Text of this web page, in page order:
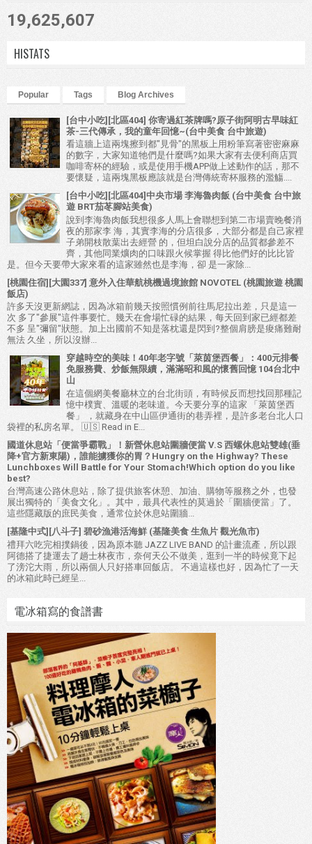
19,625,607
HISTATS
Popular Tags Blog Archives
[台中小吃][北區404] 你寄過紅茶牌嗎?原子街阿明古早味紅
茶-三代傳承，我的童年回憶~(台中美食 台中旅遊)
看這牆上這兩塊擦到都"見骨"的黑板上用粉筆寫著密密麻麻
的數字，大家知道牠們是什麼嗎?如果大家有去便利商店買
咖啡寄杯的經驗，或是使用手機APP做上述動作的話，那不
要懷疑，這兩塊黑板應該就是台灣傳統寄杯服務的濫觴....
[台中小吃][北區404]中央市場 李海魯肉飯 (台中美食 台中旅
遊 BRT茄苳腳站美食)
說到李海魯肉飯我想很多人馬上會聯想到第二市場賣晚餐消
夜的那家李 海，其實李海的分店很多，大部分都是自己家裡
子弟開枝散葉出去經營 的，但坦白說分店的品質都參差不
齊，其他同業爌肉的口味跟火候掌握 得比他們好的比比皆
是。但今天要帶大家來看的這家雖然也是李海，卻 是一家除...
[桃園住宿][大園337] 意外入住華航桃機過境旅館 NOVOTEL (桃園旅遊 桃園
飯店)
許多天沒更新網誌，因為冰箱前幾天按照慣例前往馬尼拉出差，只是這一
次 多了"參展"這件事要忙。幾天在會場忙碌的結果，每天回到家已經都差
不多 呈"彌留"狀態。加上出國前不知是落枕還是閃到?整個肩膀是痠痛難耐
無法 久坐，所以沒辦...
穿越時空的美味！40年老字號「萊茵堡西餐」：400元排餐
免服務費、炒飯無限續，滿滿昭和風的懷舊回憶 104台北中
山
在這個網美餐廳林立的台北街頭，有時候反而想找回那種記
憶中樸實、溫暖的老味道。今天要分享的這家 「萊茵堡西
餐」 ，就藏身在中山區伊通街的巷弄裡，是許多老台北人口
袋裡的私房名單。 🇺🇸 Read in E...
國道休息站「便當爭霸戰」！新營休息站圍牆便當 V.S 西螺休息站雙雄(垂
降+官方新東陽)，誰能擄獲你的胃？Hungry on the Highway? These
Lunchboxes Will Battle for Your Stomach!Which option do you like
best?
台灣高速公路休息站，除了提供旅客休憩、加油、購物等服務之外，也發
展出獨特的「美食文化」。其中，最具代表性的莫過於「圍牆便當」了。
這些隱藏版的庶民美食，通常位於休息站圍牆...
[基隆中式][八斗子] 碧砂漁港活海鮮 (基隆美食 生魚片 觀光魚市)
禮拜六吃完相撲鍋後，因為原本聽 JAZZ LIVE BAND 的計畫流產，所以跟
阿德搭了捷運去了趟士林夜市，奈何天公不做美，逛到一半的時候竟下起
了滂沱大雨，所以兩個人只好搭車回飯店。 不過這樣也好，因為忙了一天
的冰箱此時已經呈...
電冰箱寫的食譜書